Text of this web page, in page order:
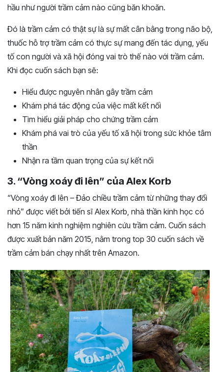
hầu như người trầm cảm nào cũng băn khoăn.
Đó là trầm cảm có thật sự là sự mất cân bằng trong não bộ,
thuốc hỗ trợ trầm cảm có thực sự mang đến tác dụng, yếu
tố con người và xã hội đóng vai trò thế nào với trầm cảm.
Khi đọc cuốn sách bạn sẽ:
Hiểu được nguyên nhân gây trầm cảm
Khám phá tác động của việc mất kết nối
Tìm hiểu giải pháp cho chứng trầm cảm
Khám phá vai trò của yếu tố xã hội trong sức khỏe tâm
thần
Nhận ra tầm quan trọng của sự kết nối
3. “Vòng xoáy đi lên” của Alex Korb
“Vòng xoáy đi lên – Đảo chiều trầm cảm từ những thay đổi
nhỏ” được viết bởi tiến sĩ Alex Korb, nhà thần kinh học có
hơn 15 năm kinh nghiệm nghiên cứu trầm cảm. Cuốn sách
được xuất bản năm 2015, nằm trong top 30 cuốn sách về
trầm cảm bán chạy nhất trên Amazon.